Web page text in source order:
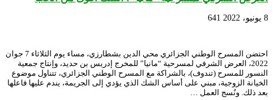
8 يونيو، 2022 641
احتضن المسرح الوطني الجزائري محي الدين بشطارزي، مساء يوم الثلاثاء 7 جوان
2022، العرض الشرفي لمسرحية “مانيا” للمخرج إدريس بن حديد، وإنتاج جمعية
النسور للمسرح (تندوف)، بالشراكة مع المسرح الوطني الجزائري، تتناول موضوع
الخيانة الزوجية، مبني على أساس الشك الذي يؤدي إلى الجريمة، يندم عليها فاعلها
بعد ذلك. ونُسج العمل …